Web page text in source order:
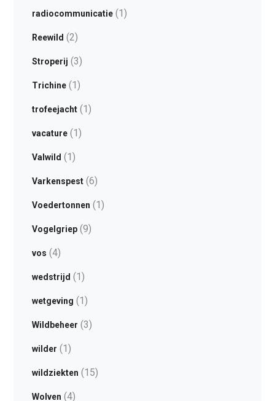
radiocommunicatie(1)
Reewild (2)
Stroperij (3)
Trichine(1)
trofeejacht(1)
vacature(1)
Valwild (1)
Varkenspest(6)
Voedertonnen (1)
Vogelgriep(9)
vos (4)
wedstrijd (1)
wetgeving (1)
Wildbeheer (3)
wilder (1)
wildziekten (15)
Wolven (4)